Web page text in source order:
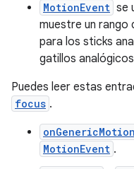
MotionEvent se
muestre un rango
para los sticks
gatillos
Puedes leer estas
focus .
MotionEvent .